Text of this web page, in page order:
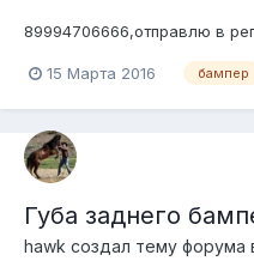
89994706666,отправлю в
15 Марта 2016 бампер
Губа заднего
hawk создал тему форума